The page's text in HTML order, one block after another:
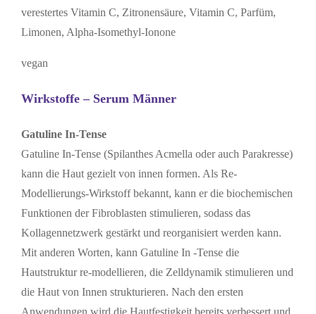
verestertes Vitamin C, Zitronensäure, Vitamin C, Parfüm,
Limonen, Alpha-Isomethyl-Ionone
vegan
Wirkstoffe– Serum Männer
Gatuline In-Tense
Gatuline In-Tense (Spilanthes Acmella oder auch Parakresse)
kann die Haut gezielt von innen formen. Als Re-
Modellierungs-Wirkstoff bekannt, kann er die biochemischen
Funktionen der Fibroblasten stimulieren, sodass das
Kollagennetzwerk gestärkt und reorganisiert werden kann.
Mit anderen Worten, kann Gatuline In -Tense die
Hautstruktur re-modellieren, die Zelldynamik stimulieren und
die Haut von Innen strukturieren. Nach den ersten